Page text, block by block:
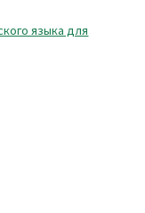
языка для